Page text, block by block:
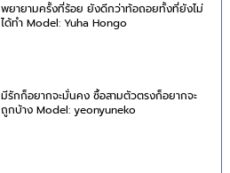
พยายามครั้งที่ร้อย ยังดีกว่าท้อถอยทั้งที่ยังไม่
ได้ทำ Model: Yuha Hongo
มีรักก็อยากจะมั่นคง ซื้อสามตัวตรงก็อยากจะ
ถูกบ้าง Model: yeonyuneko